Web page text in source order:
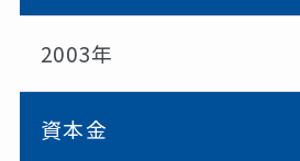
2003年
資本金